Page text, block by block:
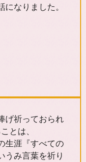
なりました。
げ祈っておられ
とは、
生涯『すべての
うみ言葉を祈り